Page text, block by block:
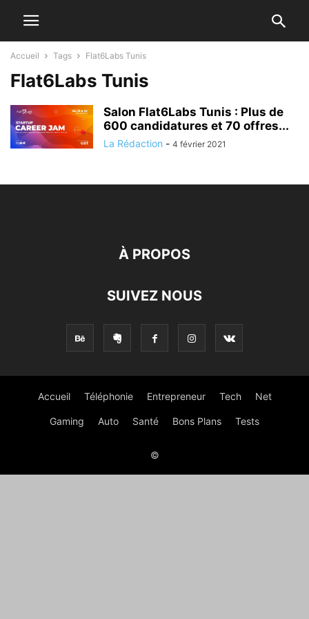
Accueil Tags Flat6Labs Tunis
Flat6Labs Tunis
Salon Flat6Labs Tunis : Plus de
600 candidatures et 70 offres...
La Rédaction - 4 février 2021
À PROPOS
SUIVEZ NOUS
Accueil Téléphonie Entrepreneur Tech Net
Gaming Auto Santé Bons Plans Tests
©